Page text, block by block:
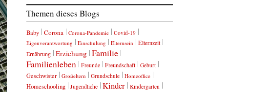
Themen dieses Blogs
Baby Corona Corona-Pandemie
Covid-19
Eigenverantwortung
Einschulung Elternsein
Elternzeit
Ernährung
Erziehung Familie
Familienleben Freunde Freundschaft Geburt
Geschwister Großeltern Grundschule Homeoffice
Homeschooling Jugendliche Kinder
Kindergarten